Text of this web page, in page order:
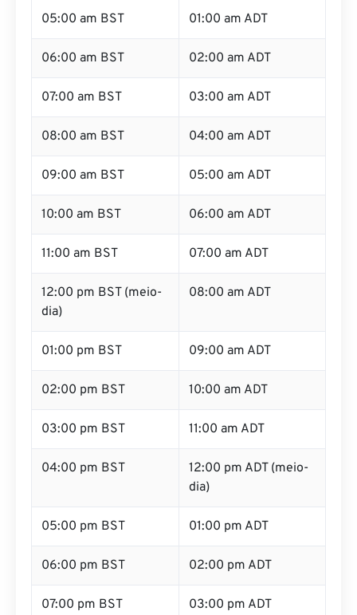
05:00 am BST 01:00 am ADT
06:00 am BST 02:00 am ADT
07:00 am BST 03:00 am ADT
08:00 am BST 04:00 am ADT
09:00 am BST 05:00 am ADT
10:00 am BST 06:00 am ADT
11:00 am BST 07:00 am ADT
12:00 pm BST (meio-
dia)
08:00 am ADT
01:00 pm BST 09:00 am ADT
02:00 pm BST 10:00 am ADT
03:00 pm BST 11:00 am ADT
04:00 pm BST
12:00 pm ADT (meio-
dia)
05:00 pm BST 01:00 pm ADT
06:00 pm BST 02:00 pm ADT
07:00 pm BST 03:00 pm ADT